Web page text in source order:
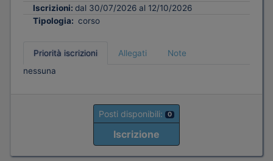
Iscrizioni: dal 30/07/2026 al 12/10/2026
Tipologia: corso
Priorità iscrizioni Allegati
Note
nessuna
Posti disponibili: 0
Iscrizione